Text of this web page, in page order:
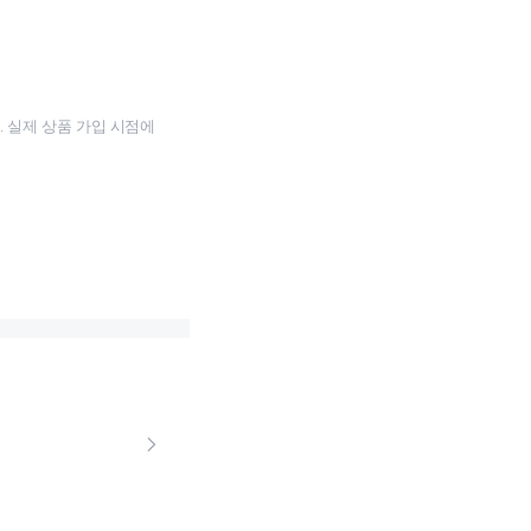
제 상품 가입 시점에